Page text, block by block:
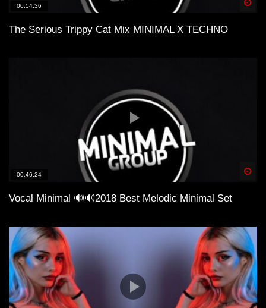
00:54:36
The Serious Trippy Cat Mix MINIMAL X TECHNO
00:46:24
Vocal Minimal 🔊🔊2018 Best Melodic Minimal Set